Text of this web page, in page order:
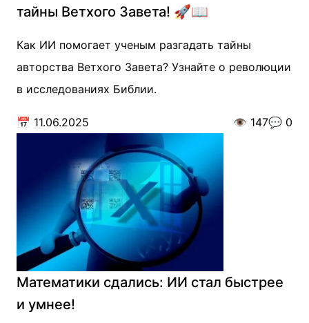
тайны Ветхого Завета! 🚀📖
Как ИИ помогает ученым разгадать тайны
авторства Ветхого Завета? Узнайте о революции
в исследованиях Библии.
📅 11.06.2025 👁️ 147💬 0
Математики сдались: ИИ стал быстрее
и умнее!